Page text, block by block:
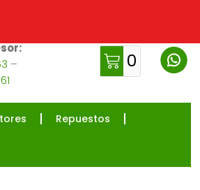
–
0
Repuestos